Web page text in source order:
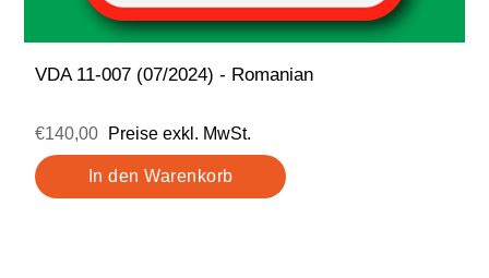
VDA 11-007 (07/2024) - Romanian
€140,00 Preise exkl. MwSt.